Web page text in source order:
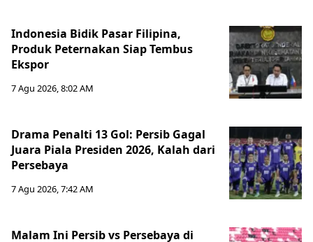
Indonesia Bidik Pasar Filipina,
Produk Peternakan Siap Tembus
Ekspor
7 Agu 2026, 8:02 AM
Drama Penalti 13 Gol: Persib Gagal
Juara Piala Presiden 2026, Kalah dari
Persebaya
7 Agu 2026, 7:42 AM
Malam Ini Persib vs Persebaya di